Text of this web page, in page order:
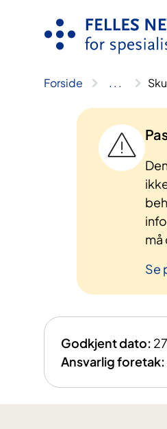
Forside .. .
må
Se
Godkjent dato:
Ansvarlig foretak: